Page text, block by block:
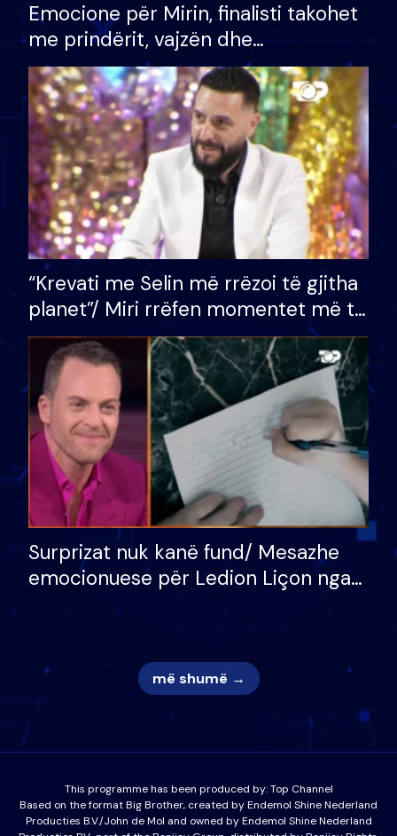
Emocione për Mirin, finalisti takohet
me prindërit, vajzën dhe
bashkëshorten: S’kemi ndonjë letër
divorci apo jo?
“Krevati me Selin më rrëzoi të gjitha
planet”/ Miri rrëfen momentet më të
bukura në shtëpinë e BB VIP: Do më
mungojë zilja e mëngjesit kur…
Surprizat nuk kanë fund/ Mesazhe
emocionuese për Ledion Liçon nga
më shumë →
This programme has been produced by:Top Channel
Based on the format Big Brother, created by Endemol Shine Nederland
Producties B.V./John de Mol and owned by Endemol Shine Nederland